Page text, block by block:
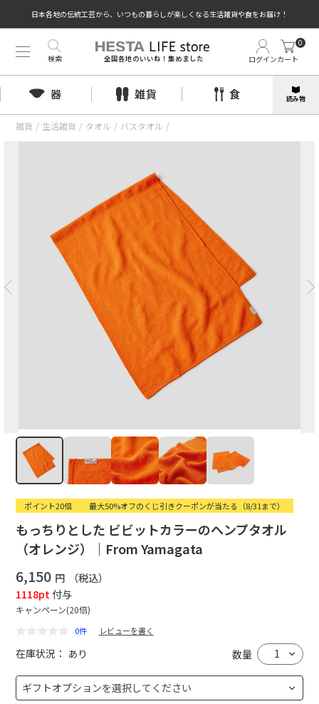
日本各地の伝統工芸から、いつもの暮らしが楽しくなる生活雑貨や食をお届け！
全国各地のいいね！集めました ログインカート
0
検索
器 雑貨 食 読み物
雑貨 / 生活雑貨 / タオル / バスタオル /
ポイント20倍 最大50%オフのくじ引きクーポンが当たる（8/31まで）
もっちりとした ビビットカラーのヘンプタオル
（オレンジ）｜From Yamagata
6,150 円
（税込）
1118pt 付与
キャンペーン(20倍)
0件 レビューを書く
在庫状況： あり 数量